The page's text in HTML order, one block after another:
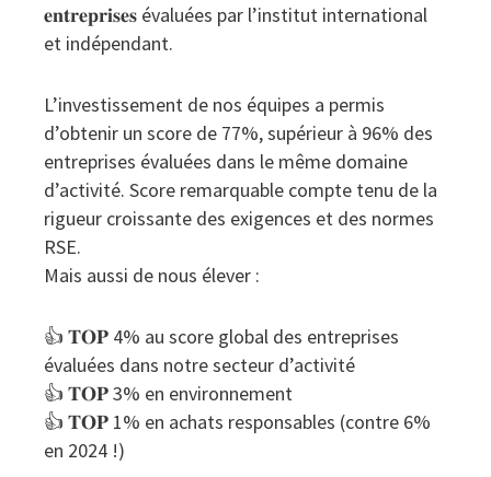
𝐞𝐧𝐭𝐫𝐞𝐩𝐫𝐢𝐬𝐞𝐬 évaluées par l’institut international
et indépendant.
L’investissement de nos équipes a permis
d’obtenir un score de 77%, supérieur à 96% des
entreprises évaluées dans le même domaine
d’activité. Score remarquable compte tenu de la
rigueur croissante des exigences et des normes
RSE.
Mais aussi de nous élever :
👍 𝐓𝐎𝐏 4% au score global des entreprises
évaluées dans notre secteur d’activité
👍 𝐓𝐎𝐏 3% en environnement
👍 𝐓𝐎𝐏 1% en achats responsables (contre 6%
en 2024 !)